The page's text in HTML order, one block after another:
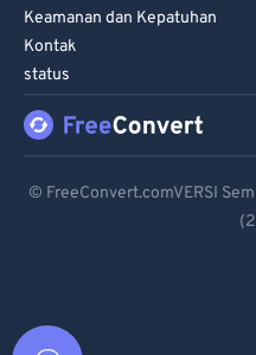
Keamanan dan Kepatuhan
Kontak
status
© FreeConvert.comVERSI